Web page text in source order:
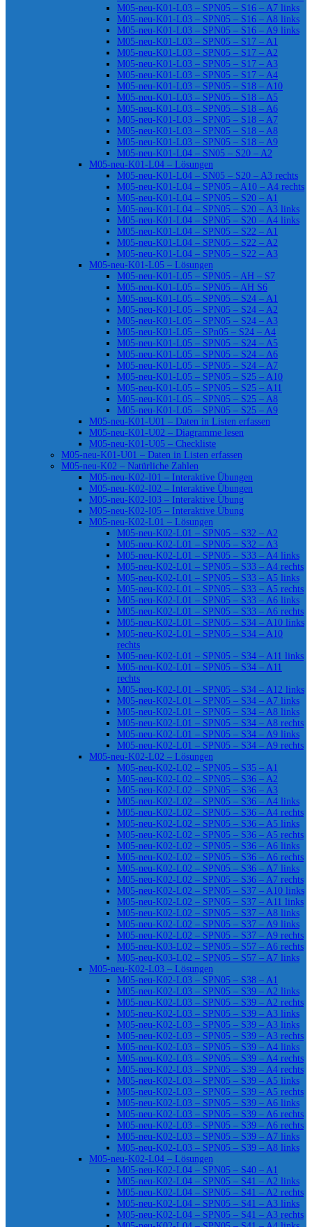
M05-neu-K01-L03 – SPN05 – S16 – A7 links
M05-neu-K01-L03 – SPN05 – S16 – A8 links
M05-neu-K01-L03 – SPN05 – S16 – A9 links
M05-neu-K01-L03 – SPN05 – S17 – A1
M05-neu-K01-L03 – SPN05 – S17 – A2
M05-neu-K01-L03 – SPN05 – S17 – A3
M05-neu-K01-L03 – SPN05 – S17 – A4
M05-neu-K01-L03 – SPN05 – S18 – A10
M05-neu-K01-L03 – SPN05 – S18 – A5
M05-neu-K01-L03 – SPN05 – S18 – A6
M05-neu-K01-L03 – SPN05 – S18 – A7
M05-neu-K01-L03 – SPN05 – S18 – A8
M05-neu-K01-L03 – SPN05 – S18 – A9
M05-neu-K01-L04 – SN05 – S20 – A2
M05-neu-K01-L04 – Lösungen
M05-neu-K01-L04 – SN05 – S20 – A3 rechts
M05-neu-K01-L04 – SPN05 – A10 – A4 rechts
M05-neu-K01-L04 – SPN05 – S20 – A1
M05-neu-K01-L04 – SPN05 – S20 – A3 links
M05-neu-K01-L04 – SPN05 – S20 – A4 links
M05-neu-K01-L04 – SPN05 – S22 – A1
M05-neu-K01-L04 – SPN05 – S22 – A2
M05-neu-K01-L04 – SPN05 – S22 – A3
M05-neu-K01-L05 – Lösungen
M05-neu-K01-L05 – SPN05 – AH – S7
M05-neu-K01-L05 – SPN05 – AH S6
M05-neu-K01-L05 – SPN05 – S24 – A1
M05-neu-K01-L05 – SPN05 – S24 – A2
M05-neu-K01-L05 – SPN05 – S24 – A3
M05-neu-K01-L05 – SPn05 – S24 – A4
M05-neu-K01-L05 – SPN05 – S24 – A5
M05-neu-K01-L05 – SPN05 – S24 – A6
M05-neu-K01-L05 – SPN05 – S24 – A7
M05-neu-K01-L05 – SPN05 – S25 – A10
M05-neu-K01-L05 – SPN05 – S25 – A11
M05-neu-K01-L05 – SPN05 – S25 – A8
M05-neu-K01-L05 – SPN05 – S25 – A9
M05-neu-K01-U01 – Daten in Listen erfassen
M05-neu-K01-U02 – Diagramme lesen
M05-neu-K01-U05 – Checkliste
M05-neu-K01-U01 – Daten in Listen erfassen
M05-neu-K02 – Natürliche Zahlen
M05-neu-K02-I01 – Interaktive Übungen
M05-neu-K02-I02 – Interaktive Übungen
M05-neu-K02-I03 – Interaktive Übung
M05-neu-K02-I05 – Interaktive Übung
M05-neu-K02-L01 – Lösungen
M05-neu-K02-L01 – SPN05 – S32 – A2
M05-neu-K02-L01 – SPN05 – S32 – A3
M05-neu-K02-L01 – SPN05 – S33 – A4 links
M05-neu-K02-L01 – SPN05 – S33 – A4 rechts
M05-neu-K02-L01 – SPN05 – S33 – A5 links
M05-neu-K02-L01 – SPN05 – S33 – A5 rechts
M05-neu-K02-L01 – SPN05 – S33 – A6 links
M05-neu-K02-L01 – SPN05 – S33 – A6 rechts
M05-neu-K02-L01 – SPN05 – S34 – A10 links
M05-neu-K02-L01 – SPN05 – S34 – A10
rechts
M05-neu-K02-L01 – SPN05 – S34 – A11 links
M05-neu-K02-L01 – SPN05 – S34 – A11
rechts
M05-neu-K02-L01 – SPN05 – S34 – A12 links
M05-neu-K02-L01 – SPN05 – S34 – A7 links
M05-neu-K02-L01 – SPN05 – S34 – A8 links
M05-neu-K02-L01 – SPN05 – S34 – A8 rechts
M05-neu-K02-L01 – SPN05 – S34 – A9 links
M05-neu-K02-L01 – SPN05 – S34 – A9 rechts
M05-neu-K02-L02 – Lösungen
M05-neu-K02-L02 – SPN05 – S35 – A1
M05-neu-K02-L02 – SPN05 – S36 – A2
M05-neu-K02-L02 – SPN05 – S36 – A3
M05-neu-K02-L02 – SPN05 – S36 – A4 links
M05-neu-K02-L02 – SPN05 – S36 – A4 rechts
M05-neu-K02-L02 – SPN05 – S36 – A5 links
M05-neu-K02-L02 – SPN05 – S36 – A5 rechts
M05-neu-K02-L02 – SPN05 – S36 – A6 links
M05-neu-K02-L02 – SPN05 – S36 – A6 rechts
M05-neu-K02-L02 – SPN05 – S36 – A7 links
M05-neu-K02-L02 – SPN05 – S36 – A7 rechts
M05-neu-K02-L02 – SPN05 – S37 – A10 links
M05-neu-K02-L02 – SPN05 – S37 – A11 links
M05-neu-K02-L02 – SPN05 – S37 – A8 links
M05-neu-K02-L02 – SPN05 – S37 – A9 links
M05-neu-K02-L02 – SPN05 – S37 – A9 rechts
M05-neu-K03-L02 – SPN05 – S57 – A6 rechts
M05-neu-K03-L02 – SPN05 – S57 – A7 links
M05-neu-K02-L03 – Lösungen
M05-neu-K02-L03 – SPN05 – S38 – A1
M05-neu-K02-L03 – SPN05 – S39 – A2 links
M05-neu-K02-L03 – SPN05 – S39 – A2 rechts
M05-neu-K02-L03 – SPN05 – S39 – A3 links
M05-neu-K02-L03 – SPN05 – S39 – A3 links
M05-neu-K02-L03 – SPN05 – S39 – A3 rechts
M05-neu-K02-L03 – SPN05 – S39 – A4 links
M05-neu-K02-L03 – SPN05 – S39 – A4 rechts
M05-neu-K02-L03 – SPN05 – S39 – A4 rechts
M05-neu-K02-L03 – SPN05 – S39 – A5 links
M05-neu-K02-L03 – SPN05 – S39 – A5 rechts
M05-neu-K02-L03 – SPN05 – S39 – A6 links
M05-neu-K02-L03 – SPN05 – S39 – A6 rechts
M05-neu-K02-L03 – SPN05 – S39 – A6 rechts
M05-neu-K02-L03 – SPN05 – S39 – A7 links
M05-neu-K02-L03 – SPN05 – S39 – A8 links
M05-neu-K02-L04 – Lösungen
M05-neu-K02-L04 – SPN05 – S40 – A1
M05-neu-K02-L04 – SPN05 – S41 – A2 links
M05-neu-K02-L04 – SPN05 – S41 – A2 rechts
M05-neu-K02-L04 – SPN05 – S41 – A3 links
M05-neu-K02-L04 – SPN05 – S41 – A3 rechts